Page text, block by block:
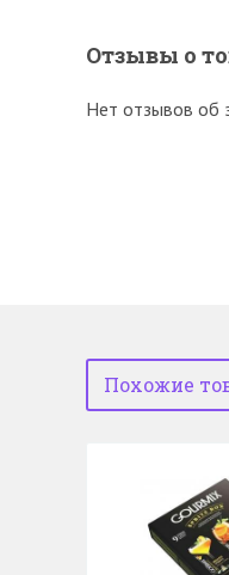
Отзывы о
Нет отзывов об
Похожие